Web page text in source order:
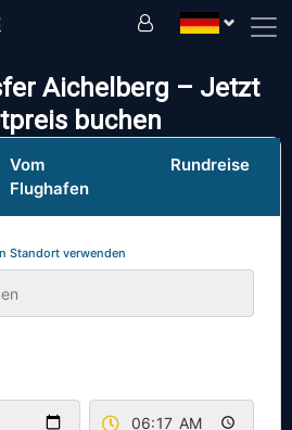
Aichelberg – Jetzt
buchen
Vom
Flughafen
Rundreise
Standort verwenden